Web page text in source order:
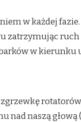
w każdej
zatrzymując
w kierunku
naszą głową